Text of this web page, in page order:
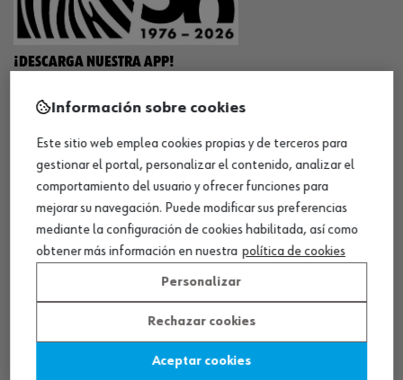
¡DESCARGA NUESTRA APP!
MÉTODOS DE PAGO
¡SÍGUENOS!
Información sobre cookies
Este sitio web emplea cookies propias y de terceros para
gestionar el portal, personalizar el contenido, analizar el
comportamiento del usuario y ofrecer funciones para
mejorar su navegación. Puede modificar sus preferencias
mediante la configuración de cookies habilitada, así como
obtener más información en nuestra política de cookies
Personalizar
Rechazar cookies
Aceptar cookies